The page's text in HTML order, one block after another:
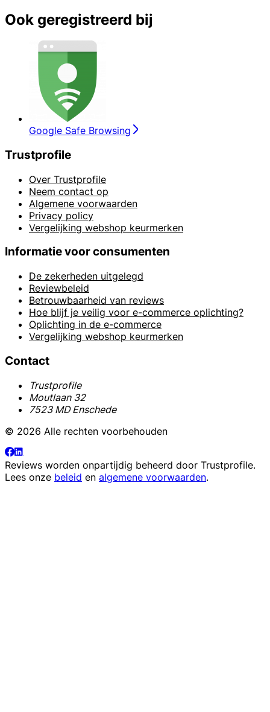
Ook geregistreerd bij
Google Safe Browsing
Trustprofile
Over Trustprofile
Neem contact op
Algemene voorwaarden
Privacy policy
Vergelijking webshop keurmerken
Informatie voor consumenten
De zekerheden uitgelegd
Reviewbeleid
Betrouwbaarheid van reviews
Hoe blijf je veilig voor e-commerce oplichting?
Oplichting in de e-commerce
Vergelijking webshop keurmerken
Contact
Trustprofile
Moutlaan 32
7523 MD Enschede
© 2026 Alle rechten voorbehouden
Reviews worden onpartijdig beheerd door Trustprofile.
Lees onze beleid en algemene voorwaarden.